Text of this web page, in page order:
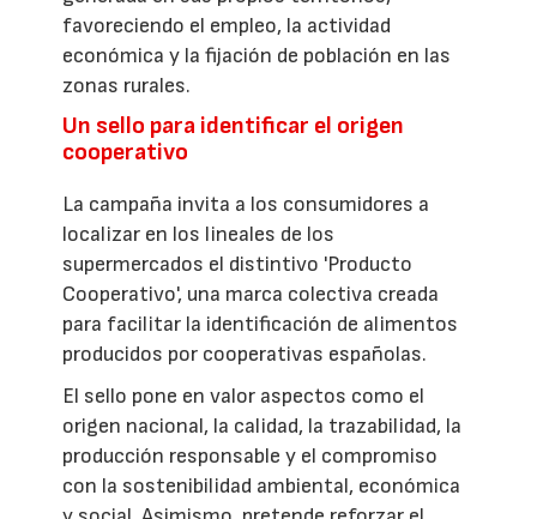
favoreciendo el empleo, la actividad
económica y la fijación de población en las
zonas rurales.
Un sello para identificar el origen
cooperativo
La campaña invita a los consumidores a
localizar en los lineales de los
supermercados el distintivo 'Producto
Cooperativo', una marca colectiva creada
para facilitar la identificación de alimentos
producidos por cooperativas españolas.
El sello pone en valor aspectos como el
origen nacional, la calidad, la trazabilidad, la
producción responsable y el compromiso
con la sostenibilidad ambiental, económica